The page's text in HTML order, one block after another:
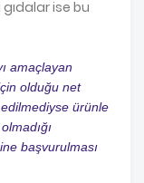
ise bu
amaçlayan
olduğu net
ürünle
başvurulması